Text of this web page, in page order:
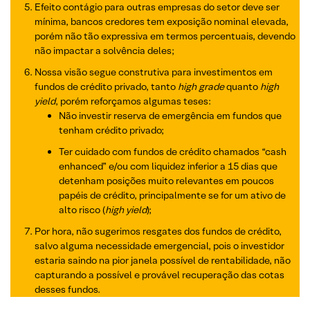
Efeito contágio para outras empresas do setor deve ser
mínima, bancos credores tem exposição nominal elevada,
porém não tão expressiva em termos percentuais, devendo
não impactar a solvência deles;
Nossa visão segue construtiva para investimentos em
fundos de crédito privado, tanto high gradequanto high
yield, porém reforçamos algumas teses:
Não investir reserva de emergência em fundos que
tenham crédito privado;
Ter cuidado com fundos de crédito chamados “cash
enhanced” e/ou com liquidez inferior a 15 dias que
detenham posições muito relevantes em poucos
papéis de crédito, principalmente se for um ativo de
alto risco (high yield);
Por hora, não sugerimos resgates dos fundos de crédito,
salvo alguma necessidade emergencial, pois o investidor
estaria saindo na pior janela possível de rentabilidade, não
capturando a possível e provável recuperação das cotas
desses fundos.